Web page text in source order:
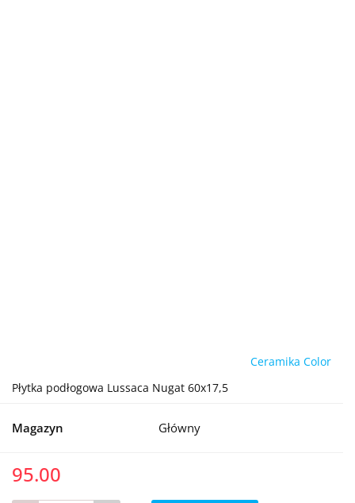
Ceramika Color
Płytka podłogowa Lussaca Nugat 60x17,5
Magazyn Główny
95.00